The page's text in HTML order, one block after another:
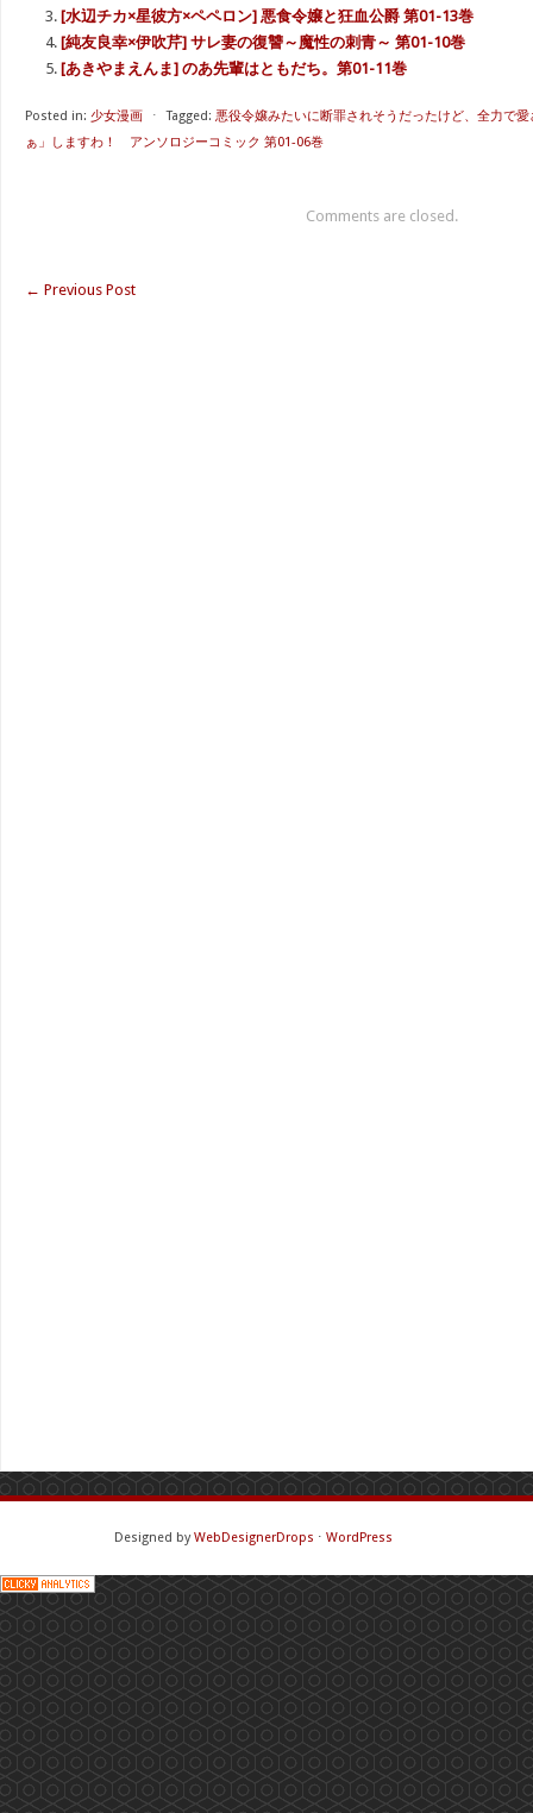
[水辺チカ×星彼方×ペペロン] 悪食令嬢と狂血公爵 第01-13巻
[純友良幸×伊吹芹] サレ妻の復讐～魔性の刺青～ 第01-10巻
[あきやまえんま] のあ先輩はともだち。第01-11巻
Posted in: 少女漫画 ⋅ Tagged: 悪役令嬢みたいに断罪されそうだったけど、全力で
ぁ」しますわ！ アンソロジーコミック 第01-06巻
Comments are closed.
← Previous Post
Designed byWebDesignerDrops ⋅ WordPress